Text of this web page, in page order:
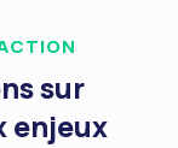
sur
enjeux